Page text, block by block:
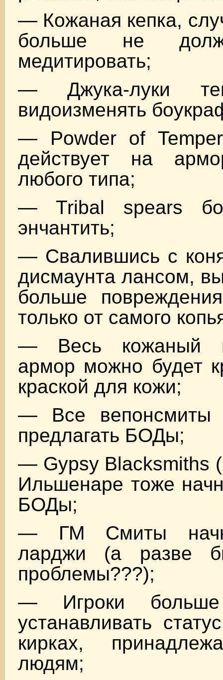
— Кожаная кепка,
больше не
медитировать;
— Джука-луки
видоизменять
— Powder of
действует на
любого типа;
— Tribal spears
энчантить;
— Свалившись с
дисмаунта лансом,
больше
только от самого
— Весь кожаный
армор можно будет
краской для кожи;
— Все вепонсмиты
предлагать БОДы;
— Gypsy Blacksmiths
Ильшенаре тоже
БОДы;
— ГМ Смиты
ларджи (а разве
проблемы???);
— Игроки
устанавливать
кирках,
людям;